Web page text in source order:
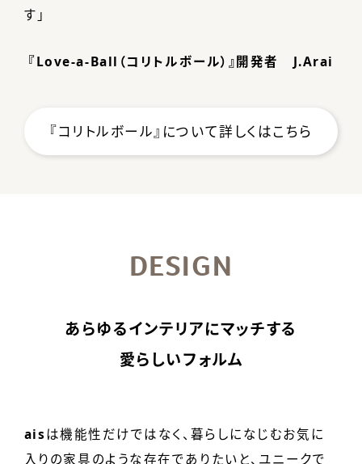
す」
『Love-a-Ball（コリトルボール）』開発者 J.Arai
『コリトルボール』について詳しくはこちら
DESIGN
あらゆるインテリアにマッチする
愛らしいフォルム
aisは機能性だけではなく、暮らしになじむお気に
入りの家具のような存在でありたいと、 ユニークで